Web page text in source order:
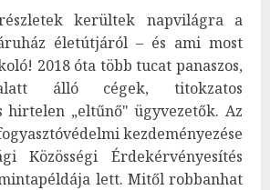
kerültek napvilágra a
életútjáról – és ami most
2018 óta több tucat panaszos,
álló cégek, titokzatos
hirtelen „eltűnő" ügyvezetők. Az
kezdeményezése
Közösségi Érdekérvényesítés
lett. Mitől robbanhat